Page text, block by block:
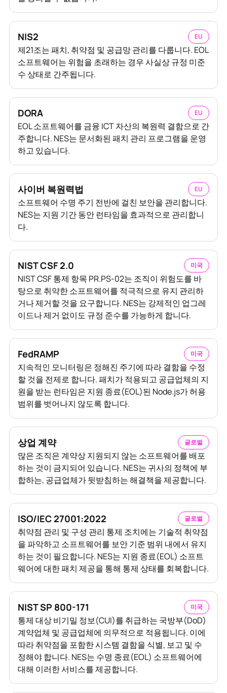
NIS2 EU
제21조는 패치, 취약점 및 공급망 관리를 다룹니다. EOL
소프트웨어는 위험을 초래하는 경우 사실상 규정 미준
수 상태로 간주됩니다.
DORA EU
EOL 소프트웨어를 금융 ICT 자산의 복원력 결함으로 간
주합니다. NES는 문서화된 패치 관리 프로그램을 운영
하고 있습니다.
사이버 복원력법 EU
소프트웨어 수명 주기 전반에 걸친 보안을 관리합니다.
NES는 지원 기간 동안 런타임을 효과적으로 관리합니
다.
NIST CSF 2.0 미국
NIST CSF 통제 항목 PR.PS-02는 조직이 위험도를 바
탕으로 취약한 소프트웨어를 적극적으로 유지 관리하
거나 제거할 것을 요구합니다. NES는 강제적인 업그레
이드나 제거 없이도 규정 준수를 가능하게 합니다.
FedRAMP 미국
지속적인 모니터링은 정해진 주기에 따라 결함을 수정
할 것을 전제로 합니다. 패치가 적용되고 공급업체의 지
원을 받는 런타임은 지원 종료(EOL)된 Node.js가 허용
범위를 벗어나지 않도록 합니다.
상업 계약 글로벌
많은 조직은 계약상 지원되지 않는 소프트웨어를 배포
하는 것이 금지되어 있습니다. NES는 귀사의 정책에 부
합하는, 공급업체가 뒷받침하는 해결책을 제공합니다.
ISO/IEC 27001:2022 글로벌
취약점 관리 및 구성 관리 통제 조치에는 기술적 취약점
을 파악하고 소프트웨어를 보안 기준 범위 내에서 유지
하는 것이 필요합니다. NES는 지원 종료(EOL) 소프트
웨어에 대한 패치 제공을 통해 통제 상태를 회복합니다.
NIST SP 800-171 미국
통제 대상 비기밀 정보(CUI)를 취급하는 국방부(DoD)
계약업체 및 공급업체에 의무적으로 적용됩니다. 이에
따라 취약점을 포함한 시스템 결함을 식별, 보고 및 수
정해야 합니다. NES는 수명 종료(EOL) 소프트웨어에
대해 이러한 서비스를 제공합니다.